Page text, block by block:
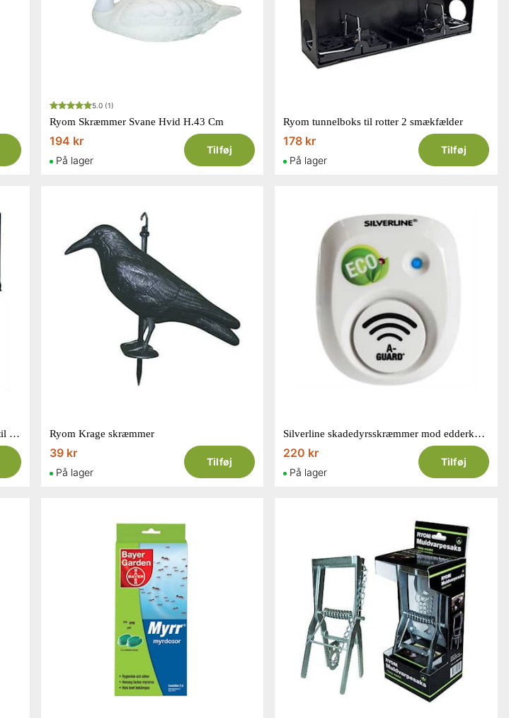
5.0(1)
Ryom Skræmmer Svane Hvid H.43 Cm
194 kr
På lager
Tilføj
Ryom tunnelboks til rotter 2 smækfælder
178 kr
På lager
Tilføj
Ryom ultralydsskræmmer med alarm, op til 70 m2 Ryom Krage skræmmer
39 kr
På lager
Tilføj
Silverline skadedyrsskræmmer mod edderkopper op til 30 m2
220 kr
På lager
Tilføj